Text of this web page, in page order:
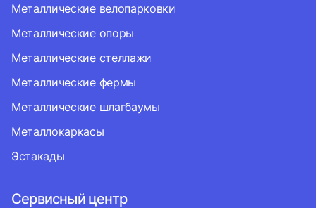
Металлические велопарковки
Металлические опоры
Металлические стеллажи
Металлические фермы
Металлические шлагбаумы
Металлокаркасы
Эстакады
Сервисный центр